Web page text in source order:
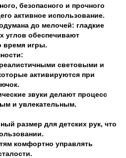
безопасного и прочного
активное использование.
до мелочей: гладкие
углов обеспечивают
время игры.
световыми и
активируются при
звуки делают процесс
и увлекательным.
размер для детских рук, что
комфортно управлять